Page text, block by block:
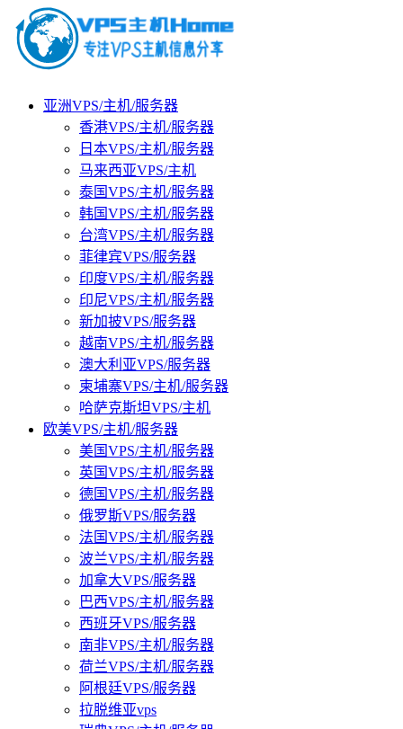
亚洲VPS/主机/服务器
香港VPS/主机/服务器
日本VPS/主机/服务器
马来西亚VPS/主机
泰国VPS/主机/服务器
韩国VPS/主机/服务器
台湾VPS/主机/服务器
菲律宾VPS/服务器
印度VPS/主机/服务器
印尼VPS/主机/服务器
新加披VPS/服务器
越南VPS/主机/服务器
澳大利亚VPS/服务器
柬埔寨VPS/主机/服务器
哈萨克斯坦VPS/主机
欧美VPS/主机/服务器
美国VPS/主机/服务器
英国VPS/主机/服务器
德国VPS/主机/服务器
俄罗斯VPS/服务器
法国VPS/主机/服务器
波兰VPS/主机/服务器
加拿大VPS/服务器
巴西VPS/主机/服务器
西班牙VPS/服务器
南非VPS/主机/服务器
荷兰VPS/主机/服务器
阿根廷VPS/服务器
拉脱维亚vps